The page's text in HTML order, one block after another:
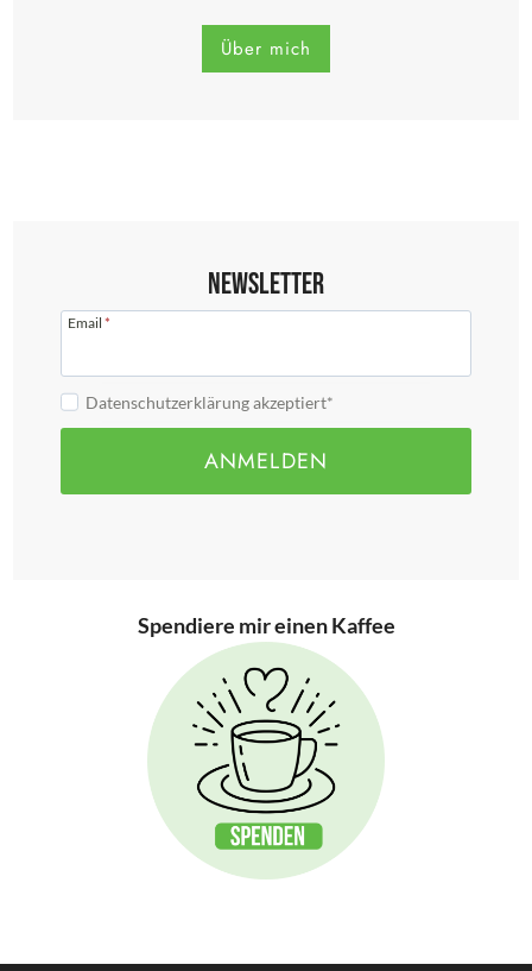
Über mich
Newsletter
Email *
Datenschutzerklärung akzeptiert*
ANMELDEN
Spendiere mir einen Kaffee